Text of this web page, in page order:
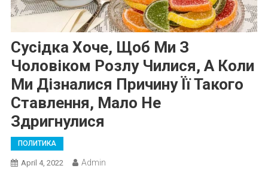
Сусідка Хоче, Щоб Ми З
Чоловіком Розлу Чилися, А Коли
Ми Дізналися Причину Її Такого
Ставлення, Мало Не
Здригнулися
ПОЛИТИКА
April 4, 2022 Admin